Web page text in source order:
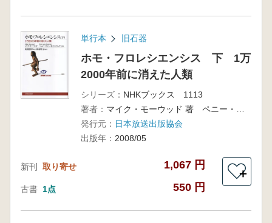
単行本 旧石器
ホモ・フロレシエンシス 下 1万
2000年前に消えた人類
シリーズ： NHKブックス 1113
著者：
発行元： 日本放送出版協会
出版年： 2008/05
新刊 取り寄せ 1,067 円
古書 1点 550 円
＋